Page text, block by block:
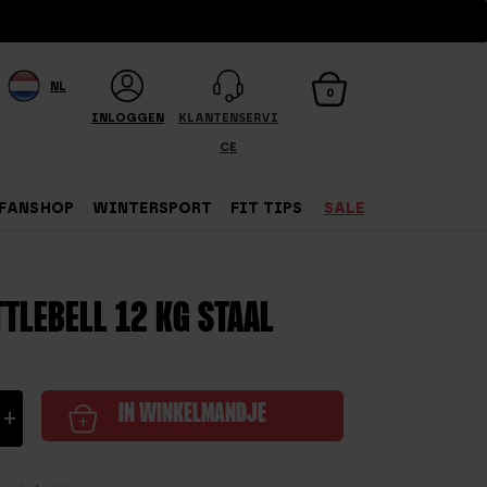
NL
INLOGGEN KLANTENSERVI
CE
0
FANSHOP WINTERSPORT FIT TIPS SALE
12 KG STAAL
+ IN WINKELMANDJE